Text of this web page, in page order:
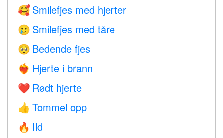
🥰 Smilefjes med hjerter
🥲 Smilefjes med tåre
🥺 Bedende fjes
❤️‍🔥 Hjerte i brann
❤️ Rødt hjerte
👍 Tommel opp
🔥 Ild